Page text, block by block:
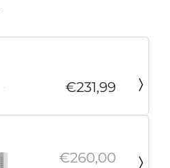
€231,99
€260,00